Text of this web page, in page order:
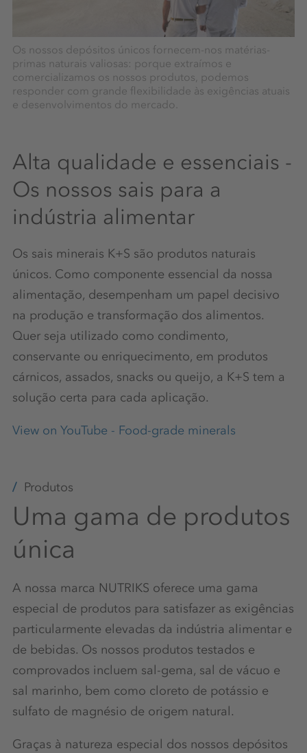
Os nossos depósitos únicos fornecem-nos matérias-
primas naturais valiosas: porque extraímos e
comercializamos os nossos produtos, podemos
responder com grande flexibilidade às exigências atuais
e desenvolvimentos do mercado.
Alta qualidade e essenciais -
Os nossos sais para a
indústria alimentar
Os sais minerais K+S são produtos naturais
únicos. Como componente essencial da nossa
alimentação, desempenham um papel decisivo
na produção e transformação dos alimentos.
Quer seja utilizado como condimento,
conservante ou enriquecimento, em produtos
cárnicos, assados, snacks ou queijo, a K+S tem a
solução certa para cada aplicação.
View on YouTube - Food-grade minerals
Produtos
Uma gama de produtos
única
A nossa marca NUTRIKS oferece uma gama
especial de produtos para satisfazer as exigências
particularmente elevadas da indústria alimentar e
de bebidas. Os nossos produtos testados e
comprovados incluem sal-gema, sal de vácuo e
sal marinho, bem como cloreto de potássio e
sulfato de magnésio de origem natural.
Graças à natureza especial dos nossos depósitos